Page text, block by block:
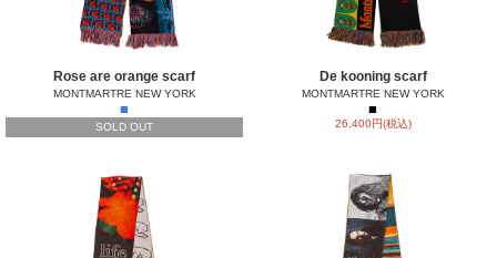
Rose are orange scarf
MONTMARTRE NEW YORK
■
SOLD OUT
De kooning scarf
MONTMARTRE NEW YORK
■
26,400円(税込)